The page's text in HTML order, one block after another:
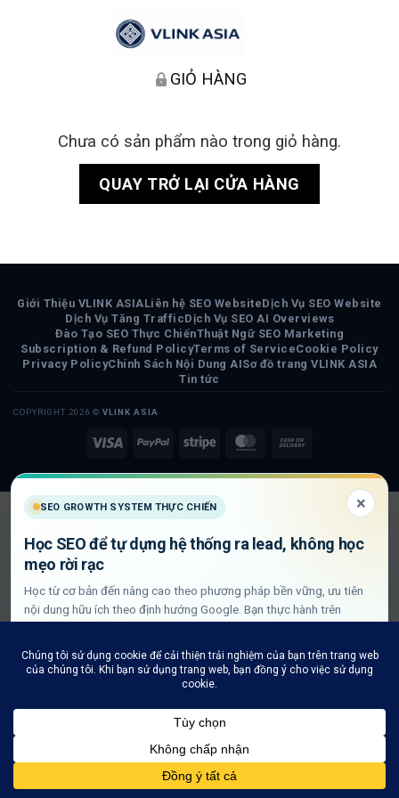
GIỎ HÀNG
Chưa có sản phẩm nào trong giỏ hàng.
QUAY TRỞ LẠI CỬA HÀNG
Visa PayPalStripe MasterCard
Delivery
Giới Thiệu VLINK ASIALiên hệ SEO WebsiteDịch Vụ SEO Website
Dịch Vụ Tăng TrafficDịch Vụ SEO AI Overviews
Đào Tạo SEO Thực ChiếnThuật Ngữ SEO Marketing
Subscription & Refund PolicyTerms of ServiceCookie Policy
Privacy PolicyChính Sách Nội Dung AISơ đồ trang VLINK ASIA
Tin tức
COPYRIGHT 2026 © VLINK ASIA
SEO GROWTH SYSTEM THỰC CHIẾN ×
Học SEO để tự dựng hệ thống ra lead, không học
mẹo rời rạc
Học từ cơ bản đến nâng cao theo phương pháp bền vững, ưu tiên
nội dung hữu ích theo định hướng Google. Bạn thực hành trên
Xem lộ trình học SEO thực chiến